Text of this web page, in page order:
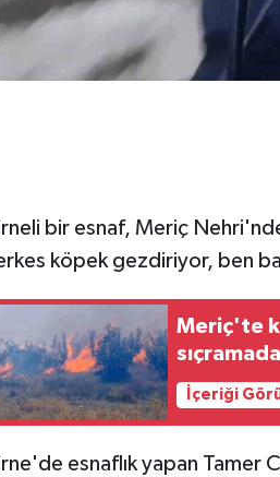
bir esnaf, Meriç Nehri'nde
köpek gezdiriyor, ben
Meriç'te
İçeriği
esnaflık yapan Tamer